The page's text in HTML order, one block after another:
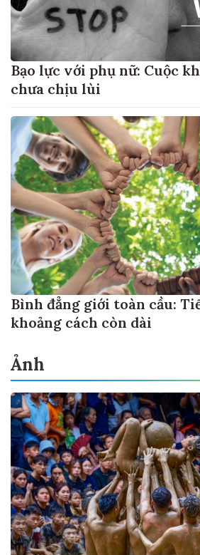
Bạo lực với phụ nữ: Cuộc
chưa chịu lùi
Bình đẳng giới toàn cầu:
khoảng cách còn dài
Ảnh